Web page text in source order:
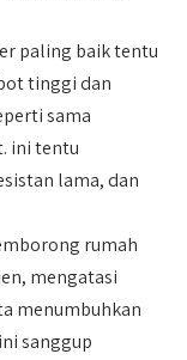
paling baik tentu
tinggi dan
sama
ini tentu
lama, dan
rumah
mengatasi
menumbuhkan
sanggup